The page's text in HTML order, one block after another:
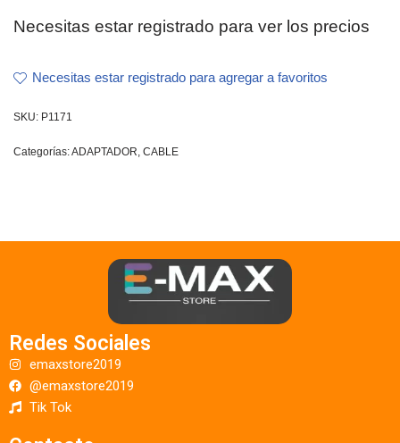
Necesitas estar registrado para ver los precios
Necesitas estar registrado para agregar a favoritos
SKU: P1171
Categorías:ADAPTADOR, CABLE
Redes Sociales
emaxstore2019
@emaxstore2019
Tik Tok